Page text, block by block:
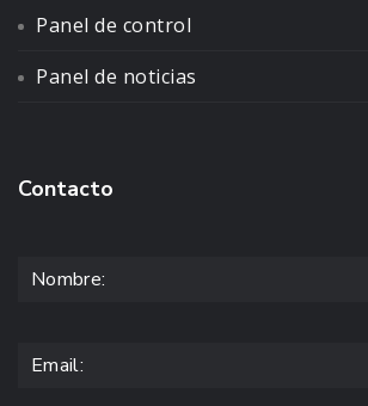
Panel de control
Panel de noticias
Contacto